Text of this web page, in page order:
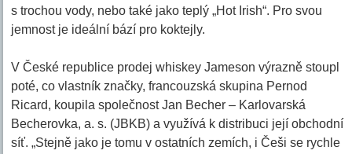
s trochou vody, nebo také jako teplý „Hot Irish“. Pro svou
jemnost je ideální bází pro koktejly.
V České republice prodej whiskey Jameson výrazně stoupl
poté, co vlastník značky, francouzská skupina Pernod
Ricard, koupila společnost Jan Becher – Karlovarská
Becherovka, a. s. (JBKB) a využívá k distribuci její obchodní
síť. „Stejně jako je tomu v ostatních zemích, i Češi se rychle